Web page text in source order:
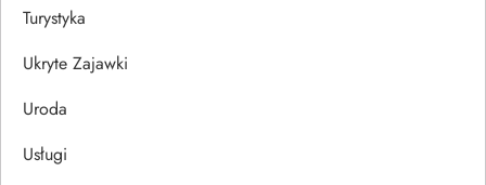
Turystyka
Ukryte Zajawki
Uroda
Usługi